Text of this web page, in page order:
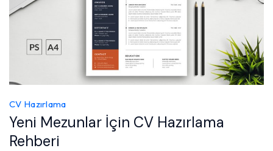
CV Hazırlama
Yeni Mezunlar İçin CV Hazırlama
Rehberi